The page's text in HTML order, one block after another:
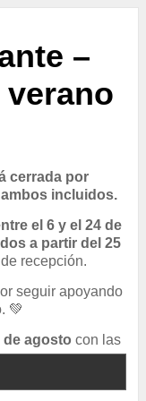
–
verano
cerrada por
incluidos.
el 6 y el 24 de
a partir del 25
recepción.
seguir apoyando
💚
de agosto con las